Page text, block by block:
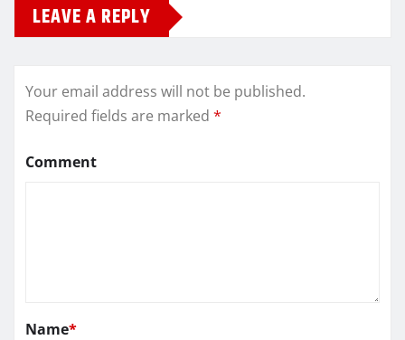
LEAVE A REPLY
Your email address will not be published.
Required fields are marked *
Comment
Name*